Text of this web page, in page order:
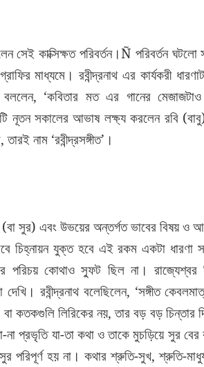
সেই কাক্সিক্ষত পরিবর্তন।Ñ পরিবর্তন
মাধ্যমে। রবীন্দ্রনাথ এর কার্যকরী
‘কবিতার মত এর গানের
নূতন সকালের আভাষ লক্ষ্য করলেন রবি
নাম ‘রবীন্দ্রসঙ্গীত’।
সুর) এবং উভয়ের অন্তর্গত ভাবের বিষয় ও
চিহ্নায়ন যুক্ত হবে এই রকম একটা ধারণা
পরিচয় কোথাও স্ফুট ছিল না। রাজ্যেশ্বর
দেখি। রবীন্দ্রনাথ বলেছিলেন, ‘সঙ্গীত
কতকগুলি লিরিকের নয়, তার বড় বড় চিন্তার
না প্রভৃতি যা-তা কথা ও তাকে মুচড়িয়ে সুর
পরিপূর্ণ হয় না। কথার শ্রুতি-সুখ, শ্রুতি-